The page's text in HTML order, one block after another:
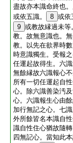
盡故亦本識命終也
或依五識。
8 或依
9 或教故縁過未
教。故無意識也。
教。以先在欲界時
時意識獨生。受報
任運起故得生。六
無餘縁故六識報心
所有一切任運起自
心。除六識善染汚
心。六識報生心由
加行無記之心。七
外所餘皆名本識自
識自性住心猶故隨
四無記心。當知此